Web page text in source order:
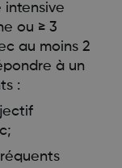
ou ≥ 3
au moins 2
à un
: